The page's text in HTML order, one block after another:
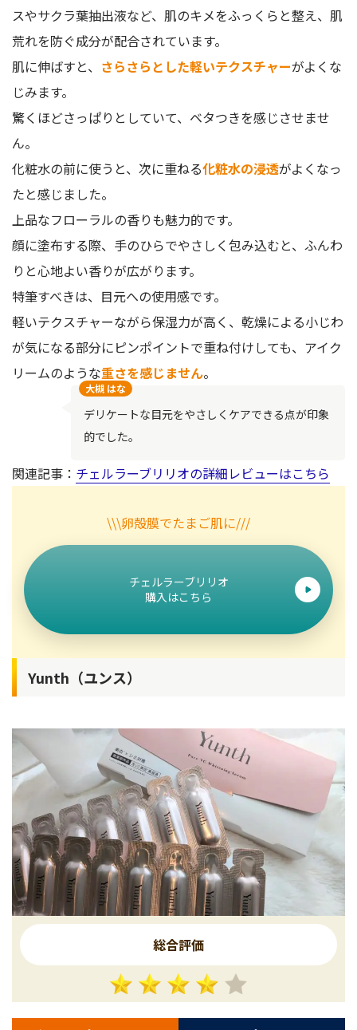
スやサクラ葉抽出液など、肌のキメをふっくらと整え、肌
荒れを防ぐ成分が配合されています。
肌に伸ばすと、 さらさらとした軽いテクスチャーがよくな
じみます。
驚くほどさっぱりとしていて、ベタつきを感じさせませ
ん。
化粧水の前に使うと、次に重ねる化粧水の浸透がよくなっ
たと感じました。
上品なフローラルの香りも魅力的です。
顔に塗布する際、手のひらでやさしく包み込むと、ふんわ
りと心地よい香りが広がります。
特筆すべきは、目元への使用感です。
軽いテクスチャーながら保湿力が高く、乾燥による小じわ
が気になる部分にピンポイントで重ね付けしても、アイク
リームのような重さを感じません。
大槻 はな
デリケートな目元をやさしくケアできる点が印象
的でした。
関連記事： チェルラーブリリオの詳細レビューはこちら
\\\卵殻膜でたまご肌に///
チェルラーブリリオ
購入はこちら
Yunth（ユンス）
総合評価